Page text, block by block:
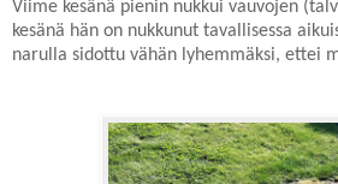
Viime kesänä pienin nukkui vauvojen
kesänä hän on nukkunut tavallisessa
narulla sidottu vähän lyhemmäksi, ettei